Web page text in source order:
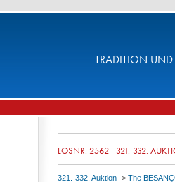
TRADITION UND
LOSNR. 2562 - 321.-332.
321.-332. Auktion -> The